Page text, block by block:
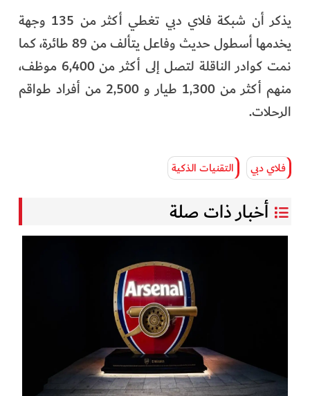
يذكر أن شبكة فلاي دبي تغطي أكثر من 135 وجهة
يخدمها أسطول حديث وفاعل يتألف من 89 طائرة، كما
نمت كوادر الناقلة لتصل إلى أكثر من 6,400 موظف،
منهم أكثر من 1,300 طيار و 2,500 من أفراد طواقم
الرحلات.
فلاي دبي التقنيات الذكية
أخبار ذات صلة